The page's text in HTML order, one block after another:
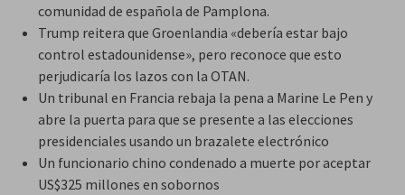
comunidad de española de Pamplona.
Trump reitera que Groenlandia «debería estar bajo
control estadounidense», pero reconoce que esto
perjudicaría los lazos con la OTAN.
Un tribunal en Francia rebaja la pena a Marine Le Pen y
abre la puerta para que se presente a las elecciones
presidenciales usando un brazalete electrónico
Un funcionario chino condenado a muerte por aceptar
US$325 millones en sobornos